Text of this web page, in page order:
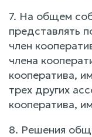
7. На общем
представлять
член
члена
кооператива,
трех других
кооператива,
8. Решения